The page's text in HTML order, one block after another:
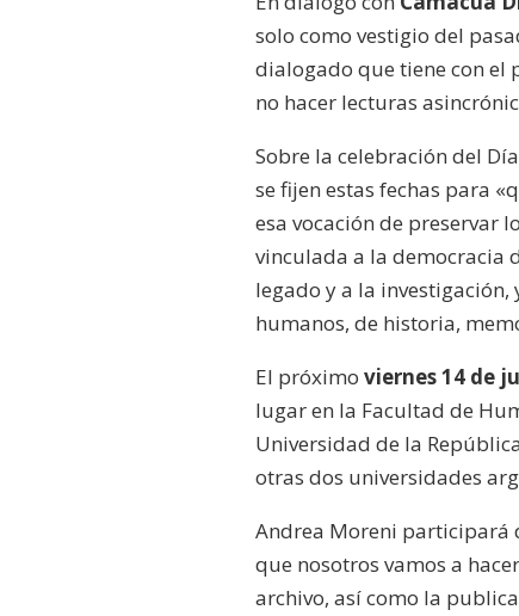
solo como vestigio del
dialogado que tiene con el
no hacer lecturas
Sobre la celebración del
se fijen estas fechas para
esa vocación de preservar
vinculada a la democracia
legado y a la
humanos, de historia,
El próximoviernes 14 de
lugar en la Facultad de
Universidad de la
otras dos universidades
Andrea Moreni participará
que nosotros vamos a
archivo, así como la